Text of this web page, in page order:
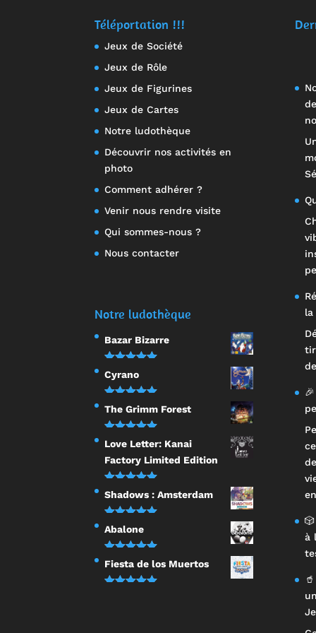
Téléportation !!!
Jeux de Société
Jeux de Rôle
Jeux de Figurines
Jeux de Cartes
Notre ludothèque
Découvrir nos activités en
photo
Comment adhérer ?
Venir nous rendre visite
Qui sommes-nous ?
Nous contacter
Notre ludothèque
Bazar Bizarre
Note5.00
sur 5
Cyrano
Note5.00
sur 5
The Grimm Forest
Note 5.00
sur 5
Love Letter: Kanai
Factory Limited Edition
Note5.00
sur 5
Shadows : Amsterdam
Note5.00
sur 5
Abalone
Note5.00
sur 5
Fiesta de los Muertos
la
à